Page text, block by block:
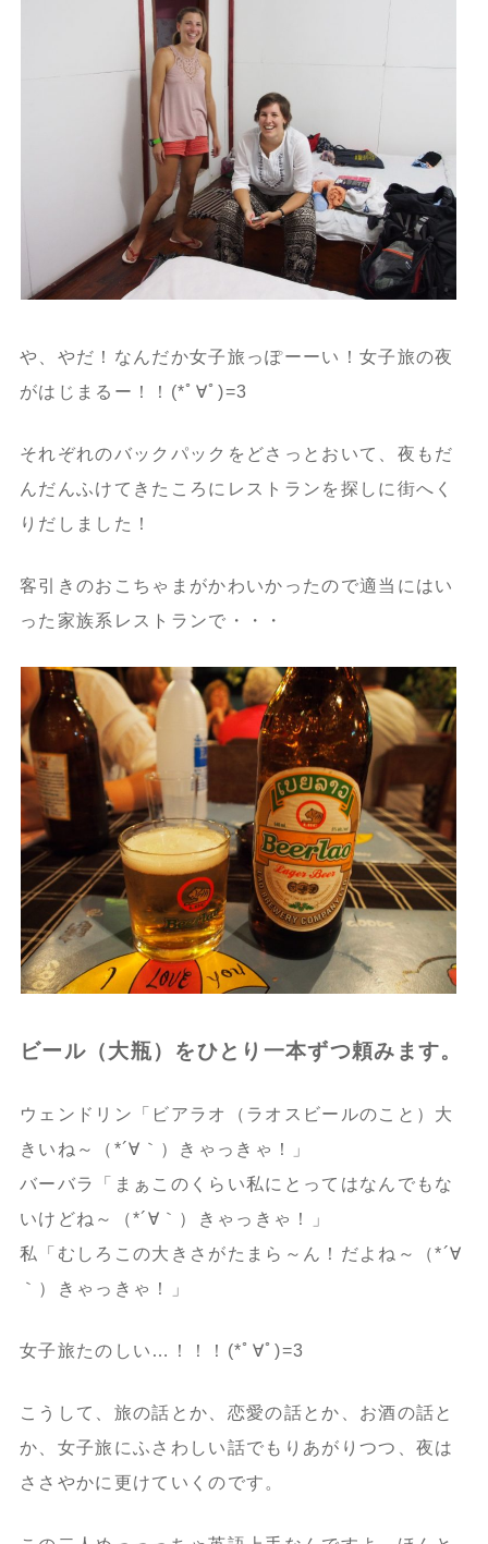
や、やだ！なんだか女子旅っぽーーい！女子旅の夜
がはじまるー！！(*ﾟ∀ﾟ)=3
それぞれのバックパックをどさっとおいて、夜もだ
んだんふけてきたころにレストランを探しに街へく
りだしました！
客引きのおこちゃまがかわいかったので適当にはい
った家族系レストランで・・・
ビール（大瓶）をひとり一本ずつ頼みます。
ウェンドリン「ビアラオ（ラオスビールのこと）大
きいね～（*´∀｀）きゃっきゃ！」
バーバラ「まぁこのくらい私にとってはなんでもな
いけどね～（*´∀｀）きゃっきゃ！」
私「むしろこの大きさがたまら～ん！だよね～（*´∀
｀）きゃっきゃ！」
女子旅たのしい…！！！(*ﾟ∀ﾟ)=3
こうして、旅の話とか、恋愛の話とか、お酒の話と
か、女子旅にふさわしい話でもりあがりつつ、夜は
ささやかに更けていくのです。